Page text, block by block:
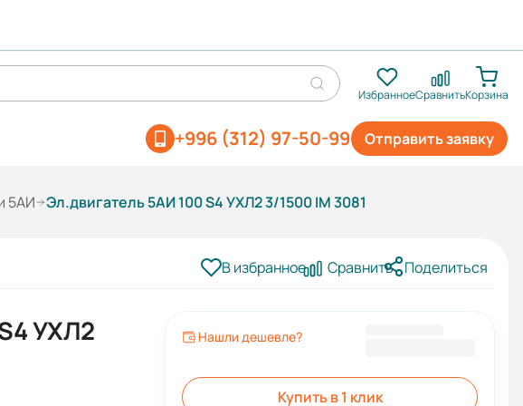
ИзбранноеСравнитьКорзина
Отправить заявку
+996 (312) 97-50-99
5АИ Эл.двигатель 5АИ 100 S4 УХЛ2 3/1500 IM 3081
В избранное Сравнить Поделиться
УХЛ2
Нашли дешевле?
Купить в 1 клик